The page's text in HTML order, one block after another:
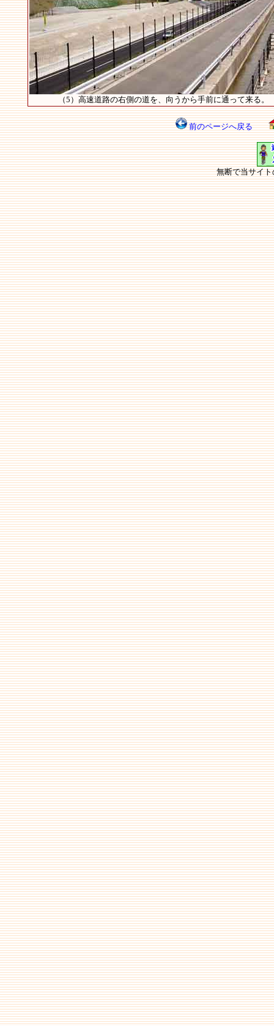
（5）高速道路の右側の道を、向うから手前に通って来る。
前のページへ戻る
無断で当サイ